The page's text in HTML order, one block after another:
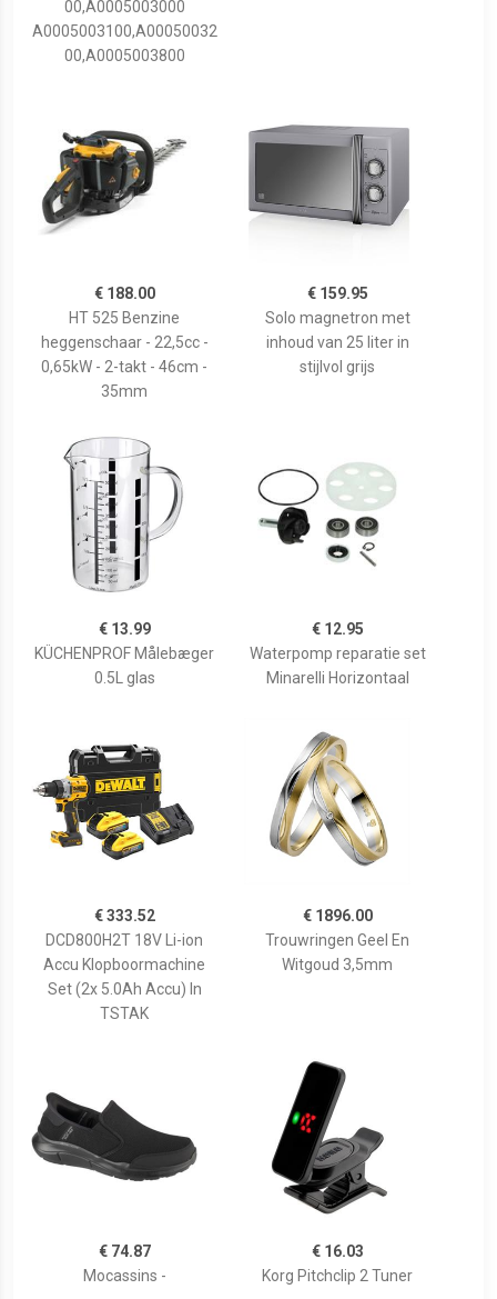
00,A0005003000
A0005003100,A00050032
00,A0005003800
€ 188.00
HT 525 Benzine
heggenschaar - 22,5cc -
0,65kW - 2-takt - 46cm -
35mm
€ 159.95
Solo magnetron met
inhoud van 25 liter in
stijlvol grijs
€ 13.99
KÜCHENPROF Målebæger
0.5L glas
€ 12.95
Waterpomp reparatie set
Minarelli Horizontaal
€ 333.52
DCD800H2T 18V Li-ion
Accu Klopboormachine
Set (2x 5.0Ah Accu) In
TSTAK
€ 1896.00
Trouwringen Geel En
Witgoud 3,5mm
€ 74.87
Mocassins -
€ 16.03
Korg Pitchclip 2 Tuner